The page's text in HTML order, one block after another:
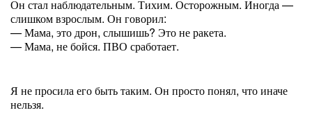
Он стал наблюдательным. Тихим. Осторожным. Иногда —
слишком взрослым. Он говорил:
— Мама, это дрон, слышишь? Это не ракета.
— Мама, не бойся. ПВО сработает.
Я не просила его быть таким. Он просто понял, что иначе
нельзя.